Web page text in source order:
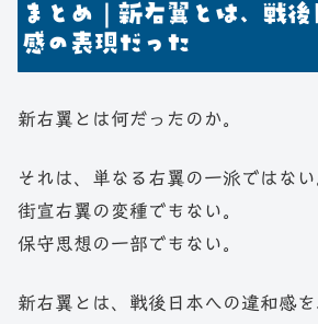
まとめ｜新右翼とは、戦
感の表現だった
新右翼とは何だったのか。
それは、単なる右翼の一派ではない
街宣右翼の変種でもない。
保守思想の一部でもない。
新右翼とは、戦後日本への違和感